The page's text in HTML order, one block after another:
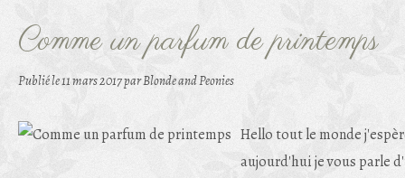
Comme un parfum de printemps
Publié le11 mars 2017par Blonde and Peonies
Hello tout le monde
aujourd'hui je vous parle